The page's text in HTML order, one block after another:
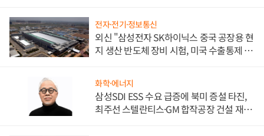
전자·전기·정보통신
외신 "삼성전자 SK하이닉스 중국 공장용 현
지 생산 반도체 장비 시험, 미국 수출통제 대
화학·에너지
삼성SDI ESS 수요 급증에 북미 증설 타진,
최주선 스텔란티스·GM 합작공장 건설 재추